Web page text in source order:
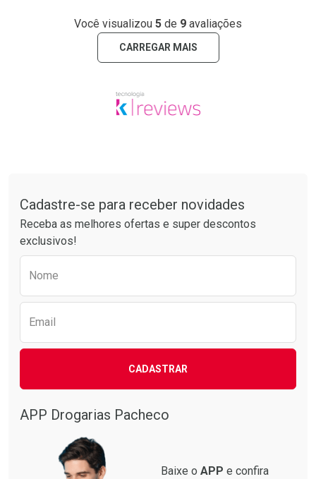
Você visualizou 5 de 9 avaliações
CARREGAR MAIS
Cadastre-se para receber novidades
Receba as melhores ofertas e super descontos
exclusivos!
Nome
Email
CADASTRAR
APP Drogarias Pacheco
Baixe o APP e confira